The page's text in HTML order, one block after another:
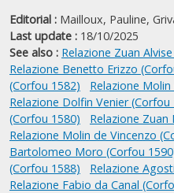
Editorial : Mailloux, Pauline,
Last update : 18/10/2025
See also : Relazione Zuan
Relazione Benetto Erizzo
(Corfou 1582)
Relazione
Relazione Dolfin Venier (Corfou
(Corfou 1580)
Relazione
Relazione Molin de Vincenzo
Bartolomeo Moro (Corfou
(Corfou 1588)
Relazione
Relazione Fabio da Canal